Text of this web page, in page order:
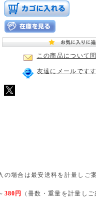
この商品について
友達にメールです
の場合は最安送料を計量しご
380円 （冊数・重量を計量し